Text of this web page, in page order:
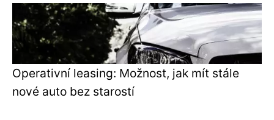
Operativní leasing: Možnost, jak mít stále
nové auto bez starostí